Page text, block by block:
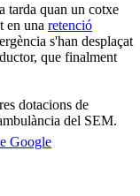
tarda quan un cotxe
en una retenció
s'han desplaçat
que finalment
dotacions de
del SEM.
Google